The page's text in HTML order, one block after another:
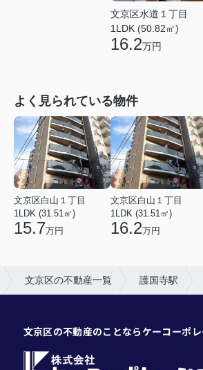
文京区水道１丁目
1LDK (50.82㎡)
16.2万円
よく見られている物件
文京区白山１丁目
1LDK (31.51㎡)
15.7万円
文京区白山１丁目
1LDK (31.51㎡)
16.2万円
文京区の不動産一覧 護国寺駅
文京区の不動産のことならケーコーポレ